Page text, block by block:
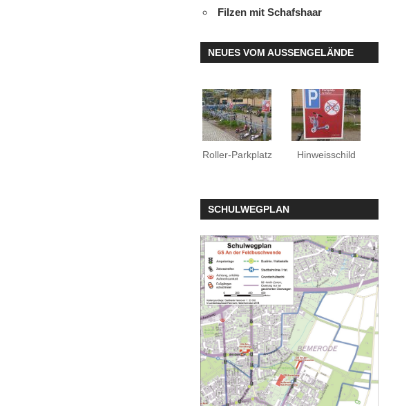
Filzen mit Schafshaar
NEUES VOM AUSSENGELÄNDE
Roller-Parkplatz Hinweisschild
SCHULWEGPLAN